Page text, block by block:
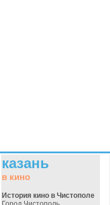
казань
в кино
История кино в Чистополе